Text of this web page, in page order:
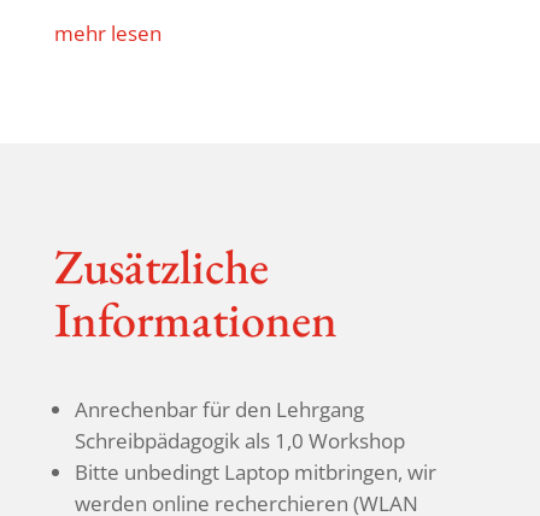
mehr lesen
Zusätz­liche
Informationen
Anre­chenbar für den Lehr­gang
Schreib­päda­gogik als 1,0 Workshop
Bitte unbe­dingt Laptop mitbringen, wir
werden online recher­chieren (WLAN